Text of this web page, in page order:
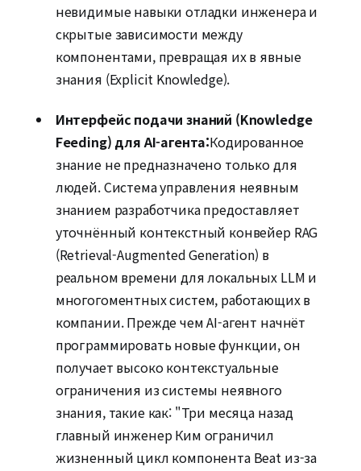
невидимые навыки отладки инженера и
скрытые зависимости между
компонентами, превращая их в явные
знания (Explicit Knowledge).
Интерфейс подачи знаний (Knowledge
Feeding) для AI-агента:Кодированное
знание не предназначено только для
людей. Система управления неявным
знанием разработчика предоставляет
уточнённый контекстный конвейер RAG
(Retrieval-Augmented Generation) в
реальном времени для локальных LLM и
многогоментных систем, работающих в
компании. Прежде чем AI-агент начнёт
программировать новые функции, он
получает высоко контекстуальные
ограничения из системы неявного
знания, такие как: "Три месяца назад
главный инженер Ким ограничил
жизненный цикл компонента Beat из-за